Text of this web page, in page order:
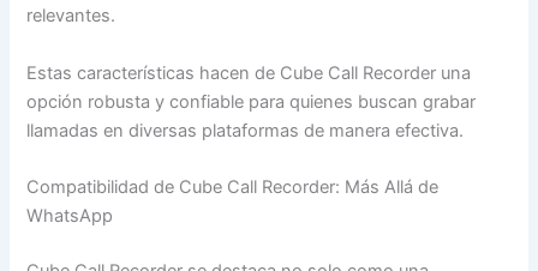
relevantes.
Estas características hacen de Cube Call Recorder una
opción robusta y confiable para quienes buscan grabar
llamadas en diversas plataformas de manera efectiva.
Compatibilidad de Cube Call Recorder: Más Allá de
WhatsApp